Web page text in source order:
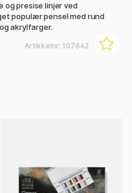
og presise linjer ved
populær pensel med rund
akrylfarger.
Artikkelnr: 107642